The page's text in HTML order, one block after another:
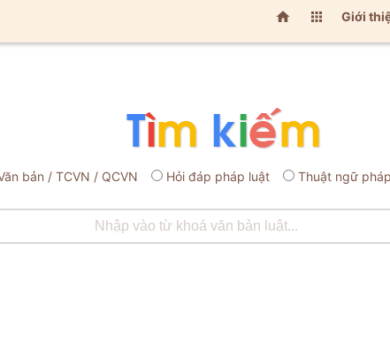
  Giới
bản / TCVN / QCVN Hỏi đáp pháp luật Thuật ngữ